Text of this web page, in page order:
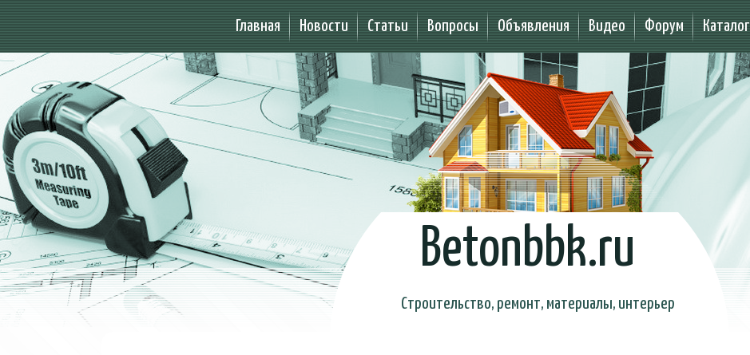
Главная Новости Статьи Вопросы Объявления Видео Форум Каталог
Betonbbk.ru
Строительство, ремонт, материалы, интерьер